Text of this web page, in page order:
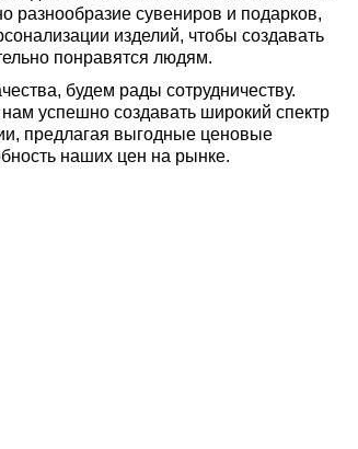
разнообразие сувениров и подарков,
изделий, чтобы создавать
понравятся людям.
будем рады сотрудничеству.
успешно создавать широкий спектр
предлагая выгодные ценовые
наших цен на рынке.